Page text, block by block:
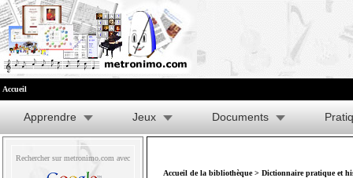
Accueil
Apprendre Jeux Documents
Rechercher sur metronimo.com avec
Accueil de la bibliothèque> Dictionnaire pratique et